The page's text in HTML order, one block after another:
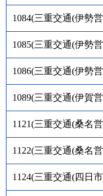
1084(三重交通(伊勢
1085(三重交通(伊勢
1086(三重交通(伊勢
1089(三重交通(伊賀
1121(三重交通(桑名
1122(三重交通(桑名
1124(三重交通(四日